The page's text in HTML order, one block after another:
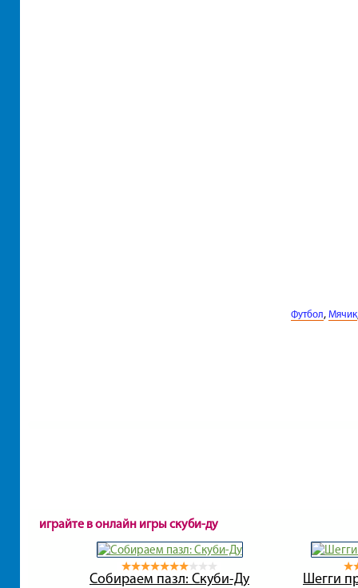
Футбол, Мячик
играйте в онлайн игры скуби-ду
Собираем пазл: Скуби-Ду Шегги